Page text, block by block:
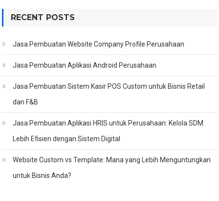
RECENT POSTS
Jasa Pembuatan Website Company Profile Perusahaan
Jasa Pembuatan Aplikasi Android Perusahaan
Jasa Pembuatan Sistem Kasir POS Custom untuk Bisnis Retail
dan F&B
Jasa Pembuatan Aplikasi HRIS untuk Perusahaan: Kelola SDM
Lebih Efisien dengan Sistem Digital
Website Custom vs Template: Mana yang Lebih Menguntungkan
untuk Bisnis Anda?